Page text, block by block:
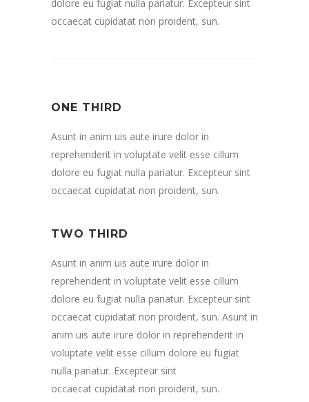
dolore eu fugiat nulla pariatur. Excepteur sint
occaecat cupidatat non proident, sun.
ONE THIRD
Asunt in anim uis aute irure dolor in
reprehenderit in voluptate velit esse cillum
dolore eu fugiat nulla pariatur. Excepteur sint
occaecat cupidatat non proident, sun.
TWO THIRD
Asunt in anim uis aute irure dolor in
reprehenderit in voluptate velit esse cillum
dolore eu fugiat nulla pariatur. Excepteur sint
occaecat cupidatat non proident, sun. Asunt in
anim uis aute irure dolor in reprehenderit in
voluptate velit esse cillum dolore eu fugiat
nulla pariatur. Excepteur sint
occaecat cupidatat non proident, sun.